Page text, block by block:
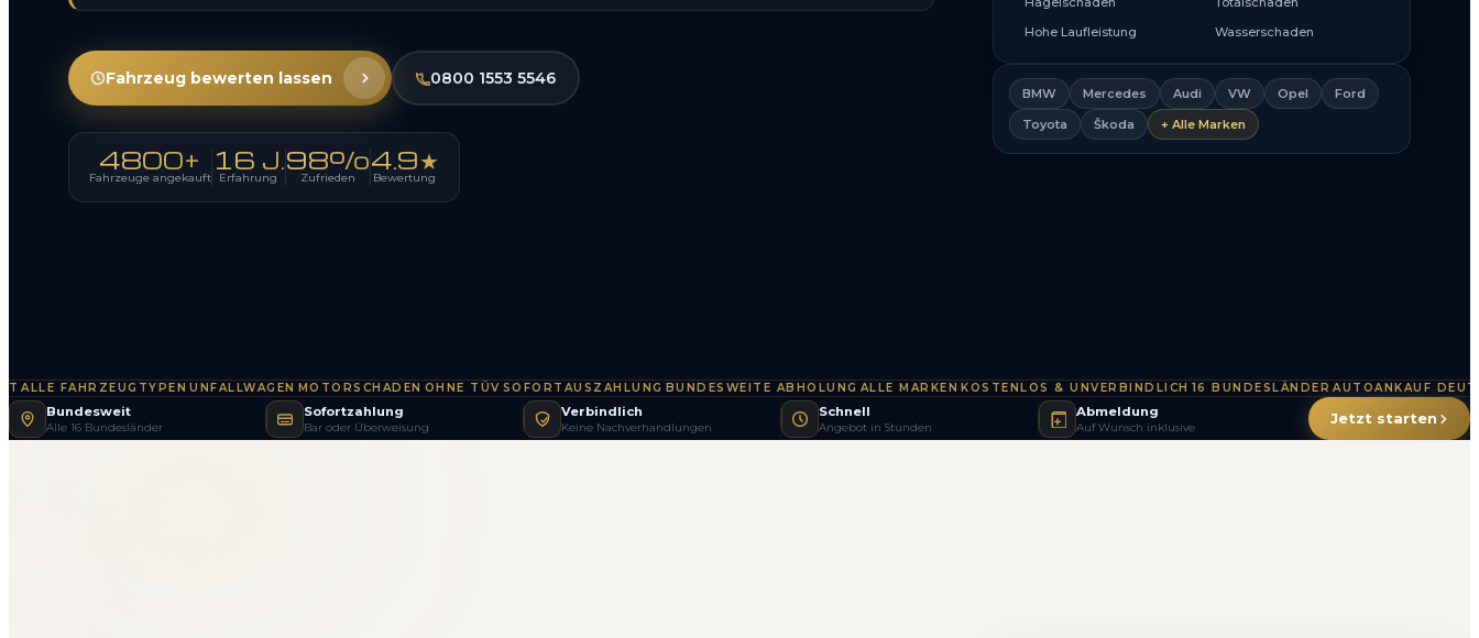
Fahrzeug bewerten lassen 0800 1553 5546
4800+
Fahrzeuge angekauft
16 J.
Erfahrung
98%
Zufrieden
4.9★
Bewertung
Hohe Laufleistung
Wasserschaden
BMW Mercedes Audi VW Opel
Ford
Toyota
Škoda + Alle Marken
FAHRZEUGTYPEN· UNFALLWAGEN· MOTORSCHADEN OHNE TÜV·SOFORTAUSZAHLUNG BUNDESWEITE ABHOLUNG ALLE MARKEN·KOSTENLOS & UNVERBINDLICH·16 BUNDESLÄNDER·AUTOANKAUF
Bundesweit
Alle 16 Bundesländer
Sofortzahlung
Bar oder Überweisung
Verbindlich
Keine Nachverhandlungen
Schnell
Angebot in Stunden
Abmeldung
Auf Wunsch inklusive Jetzt starten